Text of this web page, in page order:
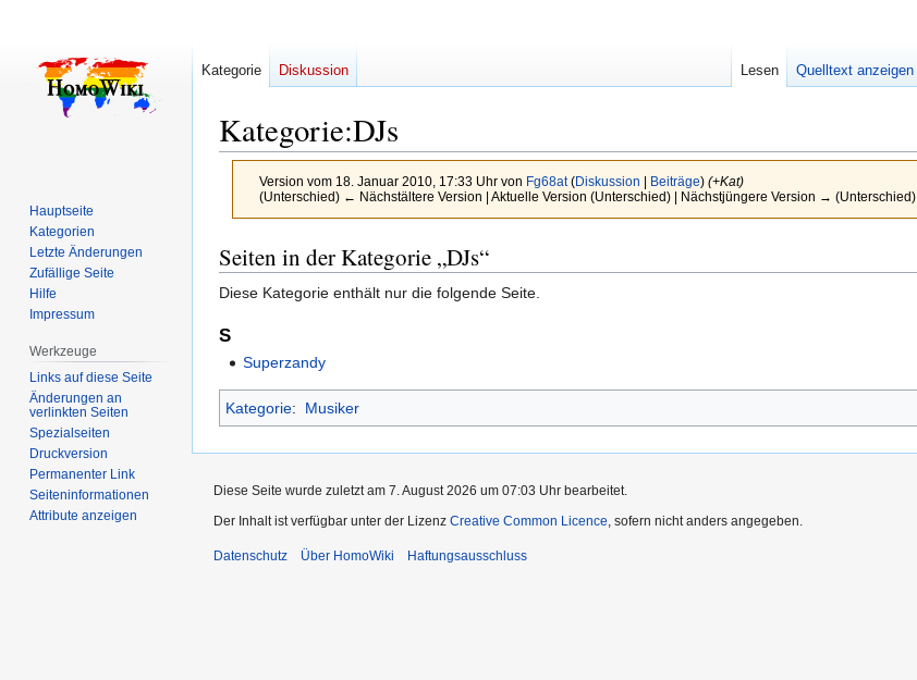
Kategorie:DJs
Version vom 18. Januar 2010, 17:33 Uhr von Fg68at (Diskussion Beiträge) (+Kat)
(Unterschied) ← Nächstältere Version | Aktuelle Version (Unterschied) | Nächstjüngere Version → (Unterschied)
Zur
Navigation
springen
Zur
Suche
springen
Seiten in der Kategorie „DJs“
Diese Kategorie enthält nur die folgende Seite.
S
Superzandy
Kategorie: Musiker
Kategorie Diskussion Lesen Quelltext anzeigen
Hauptseite
Kategorien
Letzte Änderungen
Zufällige Seite
Hilfe
Impressum
Werkzeuge
Links auf diese Seite
Änderungen an
verlinkten Seiten
Spezialseiten
Druckversion
Permanenter Link
Seiten­­informationen
Attribute anzeigen
Diese Seite wurde zuletzt am 7. August 2026 um 07:03 Uhr bearbeitet.
Der Inhalt ist verfügbar unter der Lizenz Creative Common Licence , sofern nicht anders angegeben.
Datenschutz Über HomoWiki Haftungsausschluss